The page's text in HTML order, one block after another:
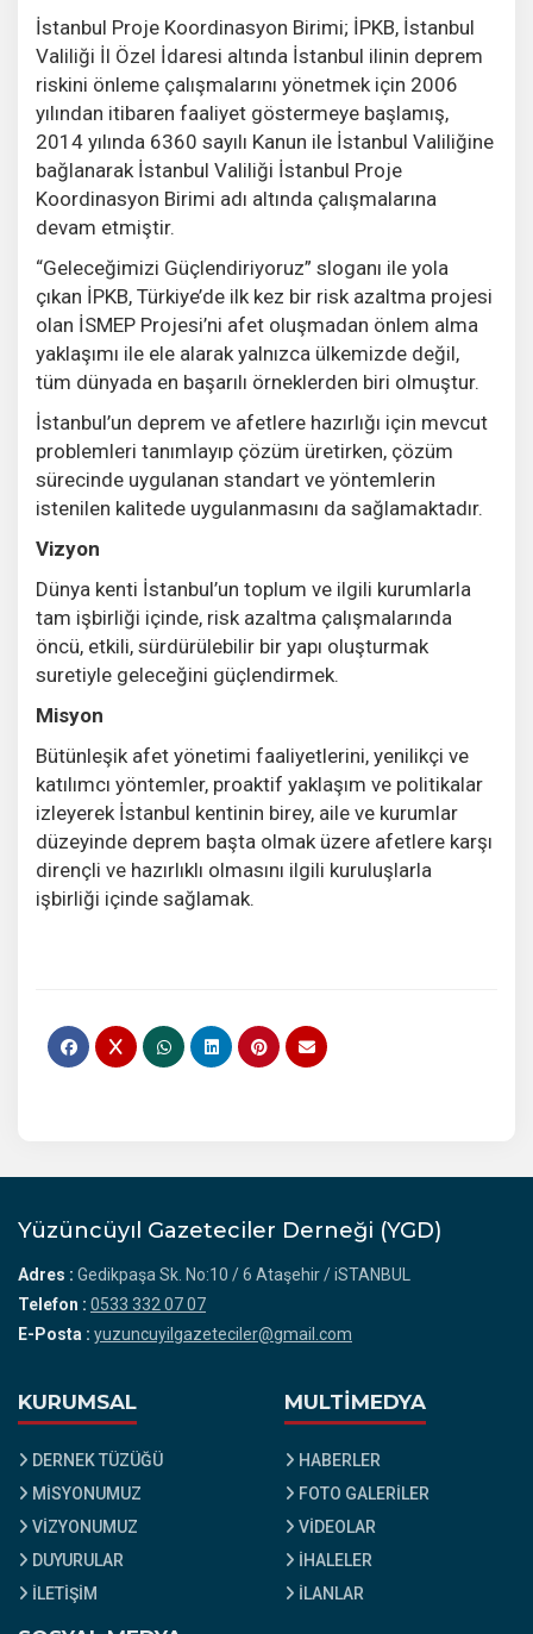
İstanbul Proje Koordinasyon Birimi; İPKB, İstanbul
Valiliği İl Özel İdaresi altında İstanbul ilinin deprem
riskini önleme çalışmalarını yönetmek için 2006
yılından itibaren faaliyet göstermeye başlamış,
2014 yılında 6360 sayılı Kanun ile İstanbul Valiliğine
bağlanarak İstanbul Valiliği İstanbul Proje
Koordinasyon Birimi adı altında çalışmalarına
devam etmiştir.
“Geleceğimizi Güçlendiriyoruz” sloganı ile yola
çıkan İPKB, Türkiye’de ilk kez bir risk azaltma projesi
olan İSMEP Projesi’ni afet oluşmadan önlem alma
yaklaşımı ile ele alarak yalnızca ülkemizde değil,
tüm dünyada en başarılı örneklerden biri olmuştur.
İstanbul’un deprem ve afetlere hazırlığı için mevcut
problemleri tanımlayıp çözüm üretirken, çözüm
sürecinde uygulanan standart ve yöntemlerin
istenilen kalitede uygulanmasını da sağlamaktadır.
Vizyon
Dünya kenti İstanbul’un toplum ve ilgili kurumlarla
tam işbirliği içinde, risk azaltma çalışmalarında
öncü, etkili, sürdürülebilir bir yapı oluşturmak
suretiyle geleceğini güçlendirmek.
Misyon
Bütünleşik afet yönetimi faaliyetlerini, yenilikçi ve
katılımcı yöntemler, proaktif yaklaşım ve politikalar
izleyerek İstanbul kentinin birey, aile ve kurumlar
düzeyinde deprem başta olmak üzere afetlere karşı
dirençli ve hazırlıklı olmasını ilgili kuruluşlarla
işbirliği içinde sağlamak.
Yüzüncüyıl Gazeteciler Derneği (YGD)
Adres : Gedikpaşa Sk. No:10 / 6 Ataşehir / iSTANBUL
Telefon : 0533 332 07 07
E-Posta : yuzuncuyilgazeteciler@gmail.com
KURUMSAL
DERNEK TÜZÜĞÜ
MİSYONUMUZ
VİZYONUMUZ
DUYURULAR
İLETİŞİM
MULTİMEDYA
HABERLER
FOTO GALERİLER
VİDEOLAR
İHALELER
İLANLAR